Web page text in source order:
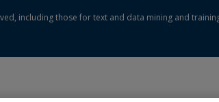
including those for text and data mining and